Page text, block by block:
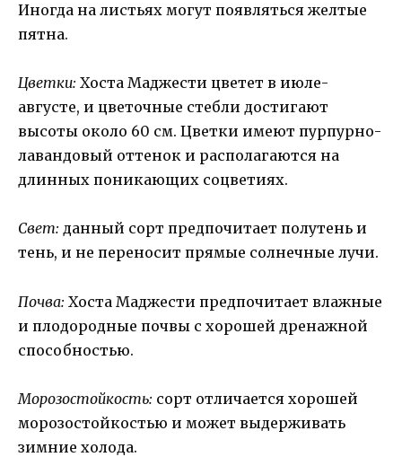
Иногда на листьях могут появляться желтые
пятна.
Цветки: Хоста Маджести цветет в июле-
августе, и цветочные стебли достигают
высоты около 60 см. Цветки имеют пурпурно-
лавандовый оттенок и располагаются на
длинных поникающих соцветиях.
Свет: данный сорт предпочитает полутень и
тень, и не переносит прямые солнечные лучи.
Почва: Хоста Маджести предпочитает влажные
и плодородные почвы с хорошей дренажной
способностью.
Морозостойкость: сорт отличается хорошей
морозостойкостью и может выдерживать
зимние холода.